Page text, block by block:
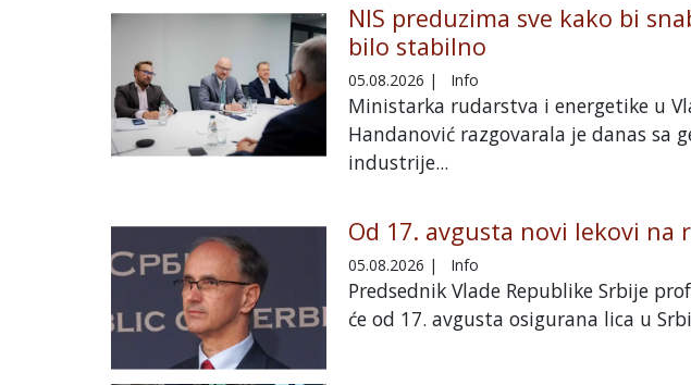
NIS preduzima sve kako bi
bilo stabilno
05.08.2026 | Info
Ministarka rudarstva i energetike u
Handanović razgovarala je danas sa
industrije...
Od 17. avgusta novi lekovi na
05.08.2026 | Info
Predsednik Vlade Republike Srbije
će od 17. avgusta osigurana lica u